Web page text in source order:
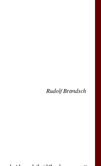
Rudolf Brandsch